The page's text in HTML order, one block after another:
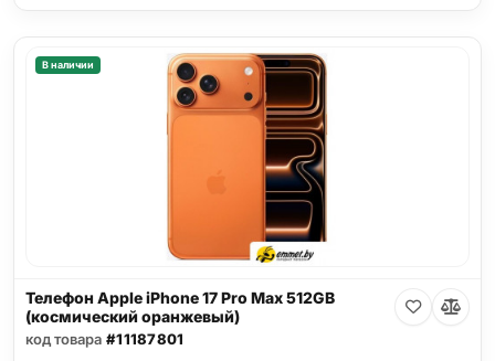
В наличии
Телефон Apple iPhone 17 Pro Max 512GB
(космический оранжевый)
код товара #11187801